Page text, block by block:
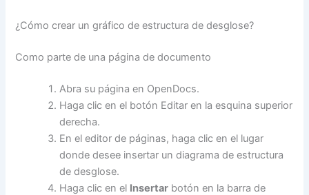
¿Cómo crear un gráfico de estructura de desglose?
Como parte de una página de documento
Abra su página en OpenDocs.
Haga clic en el botón Editar en la esquina superior
derecha.
En el editor de páginas, haga clic en el lugar
donde desee insertar un diagrama de estructura
de desglose.
Haga clic en el Insertar botón en la barra de